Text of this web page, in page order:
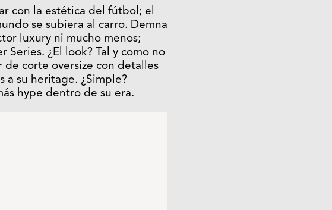
con la estética del fútbol; el
se subiera al carro. Demna
luxury ni mucho menos;
Series. ¿El look? Tal y como no
corte oversize con detalles
a su heritage. ¿Simple?
hype dentro de su era.